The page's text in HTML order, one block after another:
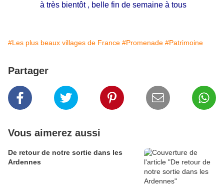
à très bientôt , belle fin de semaine à tous
#Les plus beaux villages de France #Promenade #Patrimoine
Partager
Vous aimerez aussi
De retour de notre sortie dans les
Ardennes